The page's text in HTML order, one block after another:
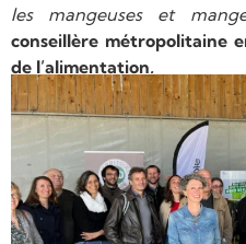
les mangeuses et
conseillère métropolitaine
de l’alimentation.